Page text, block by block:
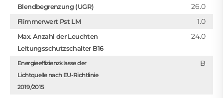
Blendbegrenzung (UGR) 26.0
Flimmerwert Pst LM 1.0
Max. Anzahl der Leuchten
Leitungsschutzschalter B16
24.0
Energieeffizienzklasse der
Lichtquelle nach EU-Richtlinie
2019/2015
B